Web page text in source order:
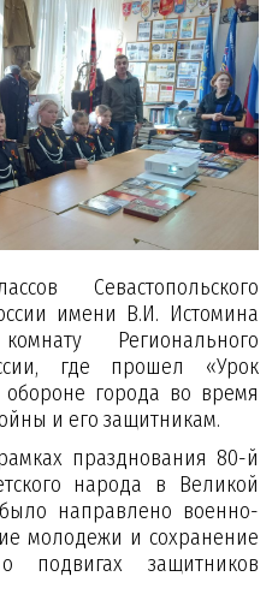
Севастопольского
имени В.И. Истомина
Регионального
где прошел «Урок
города во время
и его защитникам.
празднования 80-й
народа в Великой
направлено военно-
молодежи и сохранение
подвигах защитников